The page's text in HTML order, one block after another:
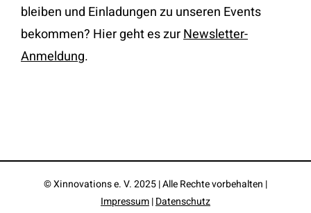
bleiben und Einladungen zu unseren Events
bekommen? Hier geht es zurNewsletter-
Anmeldung.
© Xinnovations e. V. 2025 | Alle Rechte vorbehalten |
Impressum|Datenschutz